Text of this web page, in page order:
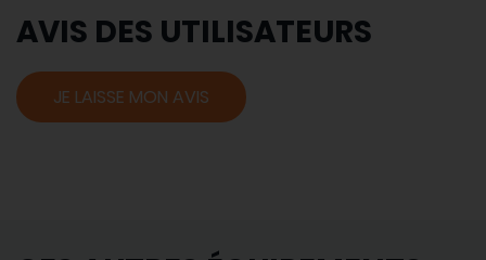
AVIS DES UTILISATEURS
JE LAISSE MON AVIS